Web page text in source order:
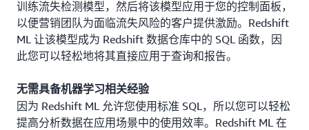
训练流失检测模型，然后将该模型应用于您的控制面板，
以便营销团队为面临流失风险的客户提供激励。Redshift
ML 让该模型成为 Redshift 数据仓库中的 SQL 函数，因
此您可以轻松地将其直接应用于查询和报告。
无需具备机器学习相关经验
因为 Redshift ML 允许您使用标准 SQL，所以您可以轻松
提高分析数据在应用场景中的使用效率。Redshift ML 在